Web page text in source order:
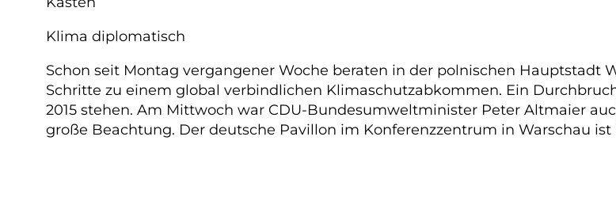
Klima diplomatisch
Schon seit Montag vergangener Woche beraten in der polnischen Hauptstadt
Schritte zu einem global verbindlichen Klimaschutzabkommen. Ein
2015 stehen. Am Mittwoch war CDU-Bundesumweltminister Peter Altmaier
große Beachtung. Der deutsche Pavillon im Konferenzzentrum in Warschau ist